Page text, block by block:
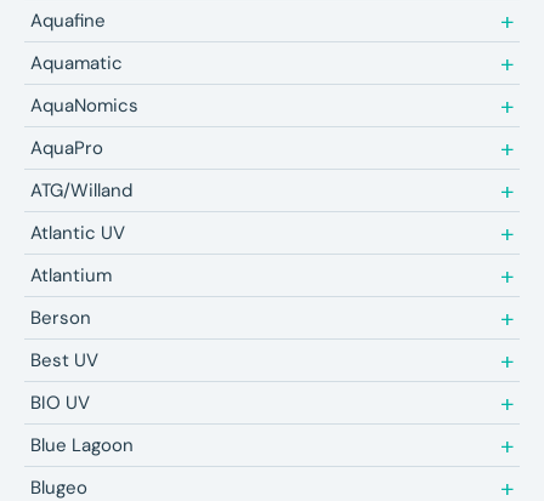
Aquafine
Aquamatic
AquaNomics
AquaPro
ATG/Willand
Atlantic UV
Atlantium
Berson
Best UV
BIO UV
Blue Lagoon
Blugeo